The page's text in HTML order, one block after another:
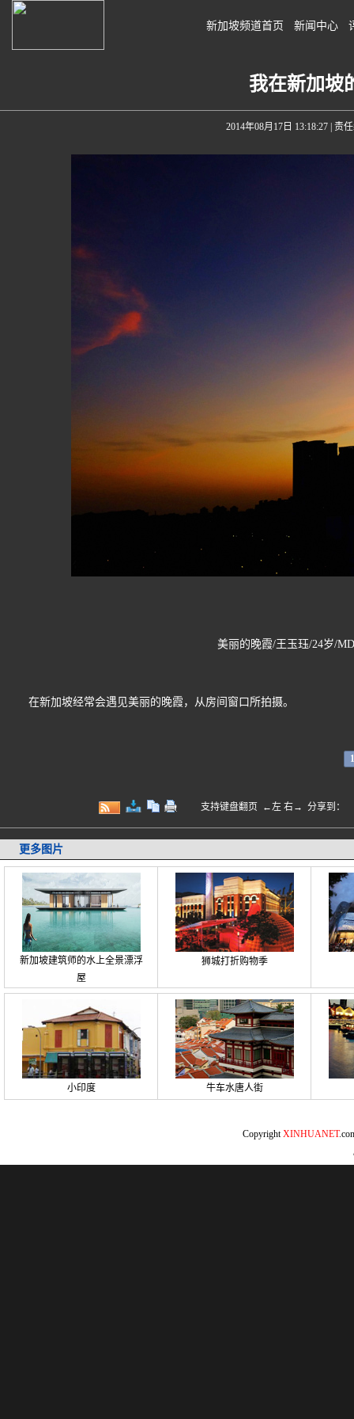
新加坡频道首页 新闻中心
我在新加坡
2014年08月17日 13:18:27| 责
美丽的晚霞/王玉珏/24岁/
在新加坡经常会遇见美丽的晚霞，从房间窗口所拍摄。
1
支持键盘翻页 ←左 右→ 分享到：
更多图片
新加坡建筑师的水上全景漂浮
屋
狮城打折购物季
小印度 牛车水唐人街
CopyrightXINHUANET